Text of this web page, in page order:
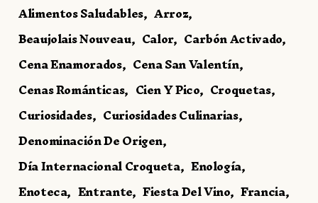
Alimentos Saludables Arroz
Beaujolais Nouveau Calor Carbón Activado
Cena Enamorados Cena San Valentín
Cenas Románticas Cien Y Pico Croquetas
Curiosidades Curiosidades Culinarias
Denominación De Origen
Día Internacional Croqueta Enología
Enoteca Entrante Fiesta Del Vino Francia